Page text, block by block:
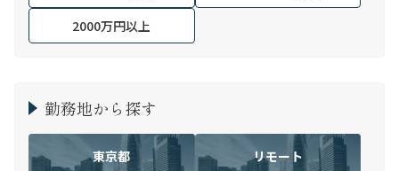
2000万円以上
勤務地から探す
東京都 リモート